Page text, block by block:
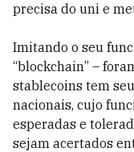
precisa do uni e
Imitando o seu
“blockchain” –
stablecoins tem
nacionais, cujo
esperadas e
sejam acertados